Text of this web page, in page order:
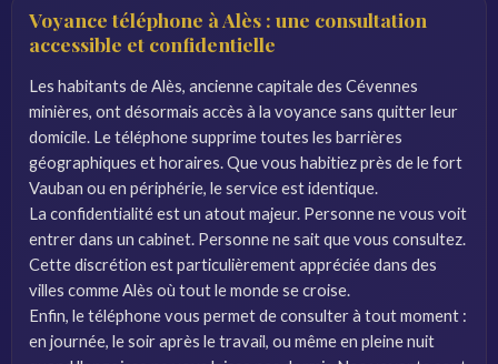
Voyance téléphone à Alès : une consultation
accessible et confidentielle
Les habitants de Alès, ancienne capitale des Cévennes
minières, ont désormais accès à la voyance sans quitter leur
domicile. Le téléphone supprime toutes les barrières
géographiques et horaires. Que vous habitiez près de le fort
Vauban ou en périphérie, le service est identique.
La confidentialité est un atout majeur. Personne ne vous voit
entrer dans un cabinet. Personne ne sait que vous consultez.
Cette discrétion est particulièrement appréciée dans des
villes comme Alès où tout le monde se croise.
Enfin, le téléphone vous permet de consulter à tout moment :
en journée, le soir après le travail, ou même en pleine nuit